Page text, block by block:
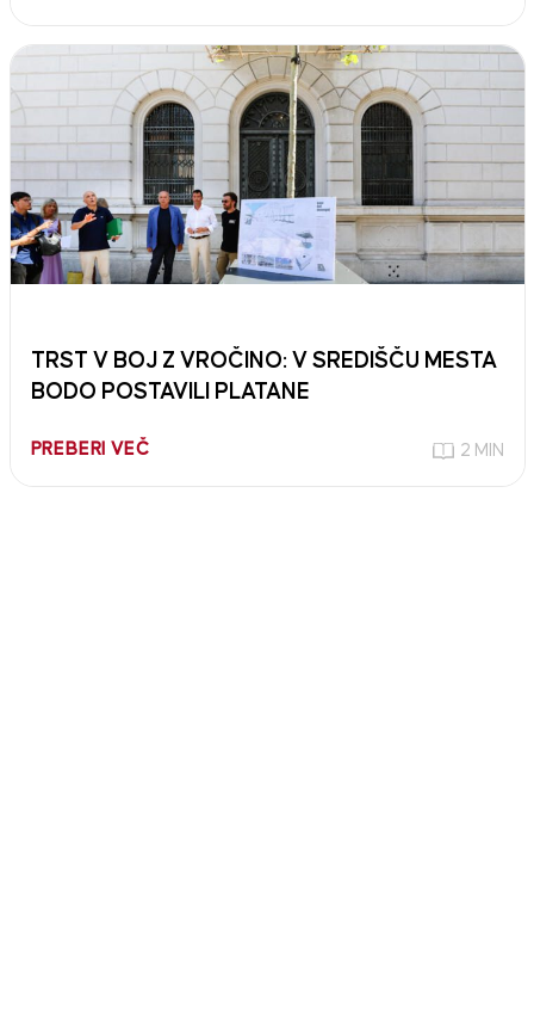
TRST V BOJ Z VROČINO: V SREDIŠČU MESTA
BODO POSTAVILI PLATANE
PREBERI VEČ 2 MIN